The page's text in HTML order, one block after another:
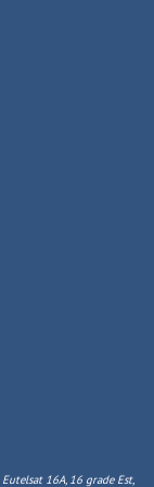
Eutelsat 16A, 16 grade Est,